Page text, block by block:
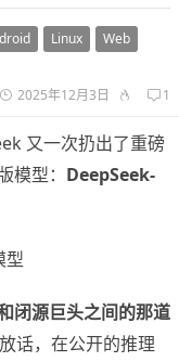
Linux Web
2025年12月3日 1
又一次扔出了重磅
型： DeepSeek-
闭源巨头之间的那道
话，在公开的推理